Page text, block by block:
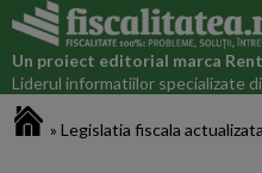
Un proiect editorial marca
Liderul informatiilor specializate
» Legislatia fiscala